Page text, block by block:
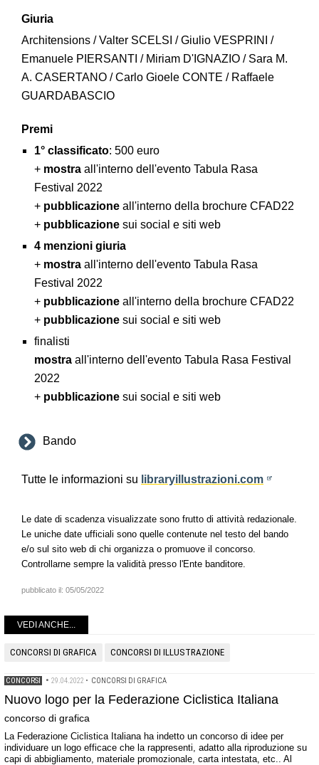
Giuria
Architensions / Valter SCELSI / Giulio VESPRINI /
Emanuele PIERSANTI / Miriam D'IGNAZIO / Sara M.
A. CASERTANO / Carlo Gioele CONTE / Raffaele
GUARDABASCIO
Premi
1° classificato: 500 euro
+ mostraall'interno dell'evento Tabula Rasa
Festival 2022
+ pubblicazioneall'interno della brochure CFAD22
+ pubblicazionesui social e siti web
4 menzioni giuria
+ mostraall'interno dell'evento Tabula Rasa
Festival 2022
+ pubblicazioneall'interno della brochure CFAD22
+ pubblicazionesui social e siti web
finalisti
mostraall'interno dell'evento Tabula Rasa Festival
2022
+ pubblicazionesui social e siti web
Bando
Tutte le informazioni su libraryillustrazioni.com
Le date di scadenza visualizzate sono frutto di attività redazionale.
Le uniche date ufficiali sono quelle contenute nel testo del bando
e/o sul sito web di chi organizza o promuove il concorso.
Controllarne sempre la validità presso l'Ente banditore.
pubblicato il: 05/05/2022
VEDI ANCHE...
CONCORSI DI GRAFICA CONCORSI DI ILLUSTRAZIONE
CONCORSI • 29.04.2022 • CONCORSI DI GRAFICA
Nuovo logo per la Federazione Ciclistica Italiana
concorso di grafica
La Federazione Ciclistica Italiana ha indetto un concorso di idee per
individuare un logo efficace che la rappresenti, adatto alla riproduzione su
capi di abbigliamento, materiale promozionale, carta intestata, etc.. Al